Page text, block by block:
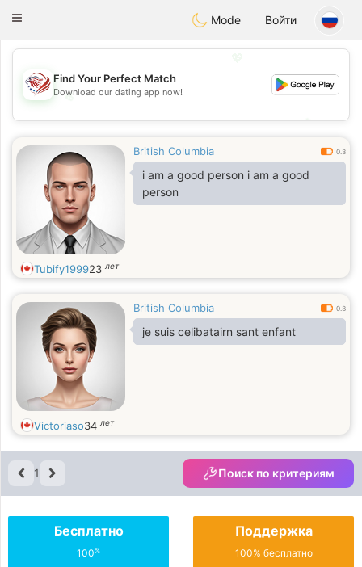
Dating
Toggle
Mode Войти
💖
💕
Find Your Perfect Match
Download our dating app now!
British Columbia 0.3
i am a good person i am a good
person
Tubify199923 лет
British Columbia 0.3
je suis celibatairn sant enfant
Victoriaso34 лет
1 Поиск по критериям
Бесплатно
100%
Поддержка
100% бесплатно